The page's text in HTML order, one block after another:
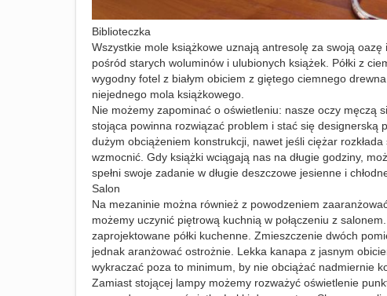
Biblioteczka
Wszystkie mole książkowe uznają antresolę za swoją
pośród starych woluminów i ulubionych książek. Półki z
wygodny fotel z białym obiciem z giętego ciemnego
niejednego mola książkowego.
Nie możemy zapominać o oświetleniu: nasze oczy męczą
stojąca powinna rozwiązać problem i stać się
dużym obciążeniem konstrukcji, nawet jeśli ciężar
wzmocnić. Gdy książki wciągają nas na długie godziny,
spełni swoje zadanie w długie deszczowe jesienne i
Salon
Na mezaninie można również z powodzeniem
możemy uczynić piętrową kuchnią w połączeniu z
zaprojektowane półki kuchenne. Zmieszczenie dwóch
jednak aranżować ostrożnie. Lekka kanapa z jasnym
wykraczać poza to minimum, by nie obciążać nadmiernie
Zamiast stojącej lampy możemy rozważyć oświetlenie